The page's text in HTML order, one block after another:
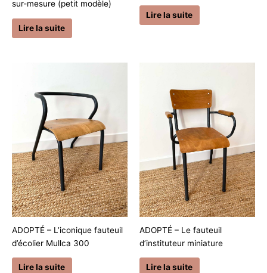
sur-mesure (petit modèle)
Lire la suite
Lire la suite
ADOPTÉ – L’iconique fauteuil
d’écolier Mullca 300
Lire la suite
ADOPTÉ – Le fauteuil
d’instituteur miniature
Lire la suite